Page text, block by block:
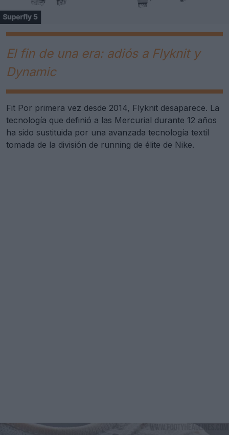
El fin de una era: adiós a Flyknit y
Dynamic
Fit Por primera vez desde 2014, Flyknit desaparece. La
tecnología que definió a las Mercurial durante 12 años
ha sido sustituida por una avanzada tecnología textil
tomada de la división de running de élite de Nike.